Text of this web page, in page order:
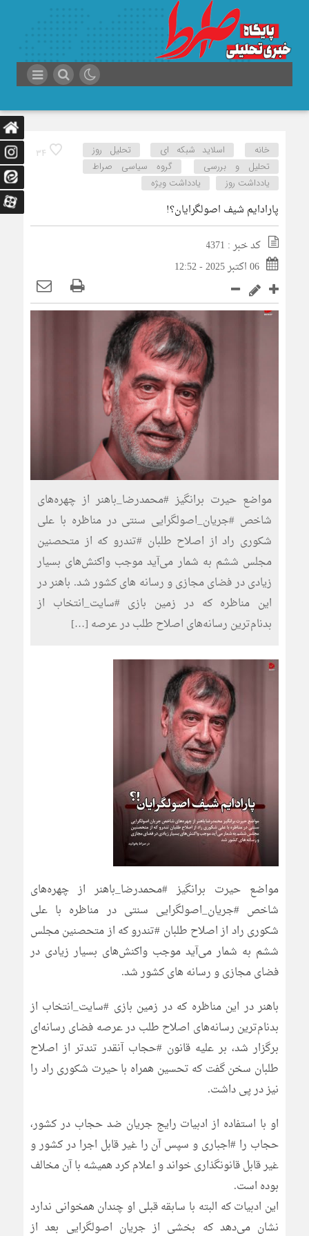
34 خانه اسلاید شبکه ای
تحلیل روز
تحلیل و بررسی
گروه سیاسی صراط
یادداشت روز
یادداشت ویژه
پارادایم شیف اصولگرایان؟!
کد خبر : 4371
06 اکتبر 2025 - 12:52
مواضع حیرت برانگیز #محمدرضا_باهنر از چهره‌های
شاخص #جریان_اصولگرایی سنتی در مناظره با علی
شکوری راد از اصلاح طلبان #تندرو که از متحصنین
مجلس ششم به شمار می‌آید موجب واکنش‌های بسیار
زیادی در فضای مجازی و رسانه های کشور شد. باهنر در
این مناظره که در زمین بازی #سایت_انتخاب از
بدنام‌ترین رسانه‌های اصلاح طلب در عرصه […]
مواضع حیرت برانگیز #محمدرضا_باهنر از چهره‌های
شاخص #جریان_اصولگرایی سنتی در مناظره با علی
شکوری راد از اصلاح طلبان #تندرو که از متحصنین مجلس
ششم به شمار می‌آید موجب واکنش‌های بسیار زیادی در
فضای مجازی و رسانه های کشور شد.
باهنر در این مناظره که در زمین بازی #سایت_انتخاب از
بدنام‌ترین رسانه‌های اصلاح طلب در عرصه فضای رسانه‌ای
برگزار شد، بر علیه قانون #حجاب آنقدر تندتر از اصلاح
طلبان سخن گفت که تحسین همراه با حیرت شکوری راد را
نیز در پی داشت.
او با استفاده از ادبیات رایج جریان ضد حجاب در کشور،
حجاب را #اجباری و سپس آن را غیر قابل اجرا در کشور و
غیر قابل قانونگذاری خواند و اعلام کرد همیشه با آن مخالف
بوده است.
این ادبیات که البته با سابقه قبلی او چندان همخوانی ندارد
نشان می‌دهد که بخشی از جریان اصولگرایی بعد از